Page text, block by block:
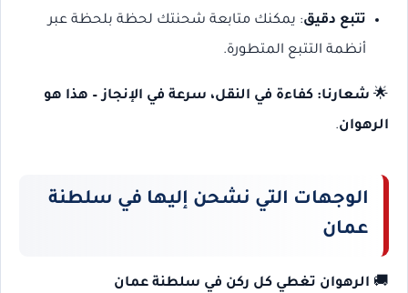
تتبع دقيق: يمكنك متابعة شحنتك لحظة بلحظة عبر
أنظمة التتبع المتطورة.
🌟 شعارنا: كفاءة في النقل، سرعة في الإنجاز – هذا هو
الرهوان.
الوجهات التي نشحن إليها في سلطنة
عمان
🚚 الرهوان تغطي كل ركن في سلطنة عمان